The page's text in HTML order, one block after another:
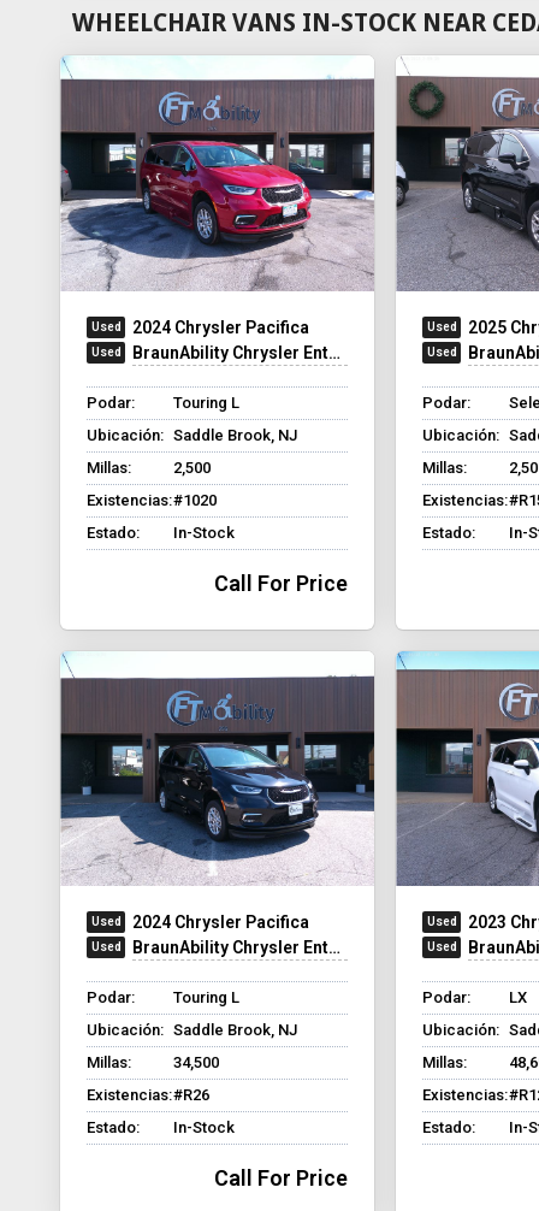
WHEELCHAIR VANS IN-STOCK NEAR
2024 Chrysler Pacifica
BraunAbility Chrysler Entervan Xi Infloor
Podar:
Touring L
Ubicación: Saddle Brook, NJ
Millas:
2,500
Existencias:#1020
Estado:
In-Stock
Call For Price
2025
Podar:
Ubicación:
Millas:
Existencias:
Estado:
In-
2024 Chrysler Pacifica
BraunAbility Chrysler Entervan XT
Podar:
Touring L
Ubicación: Saddle Brook, NJ
Millas:
34,500
Existencias:#R26
Estado:
In-Stock
Call For Price
2023
Podar:
LX
Ubicación:
Millas:
Existencias:
Estado:
In-